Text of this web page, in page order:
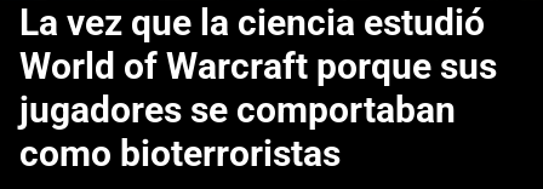
La vez que la ciencia estudió
World of Warcraft porque sus
jugadores se comportaban
como bioterroristas